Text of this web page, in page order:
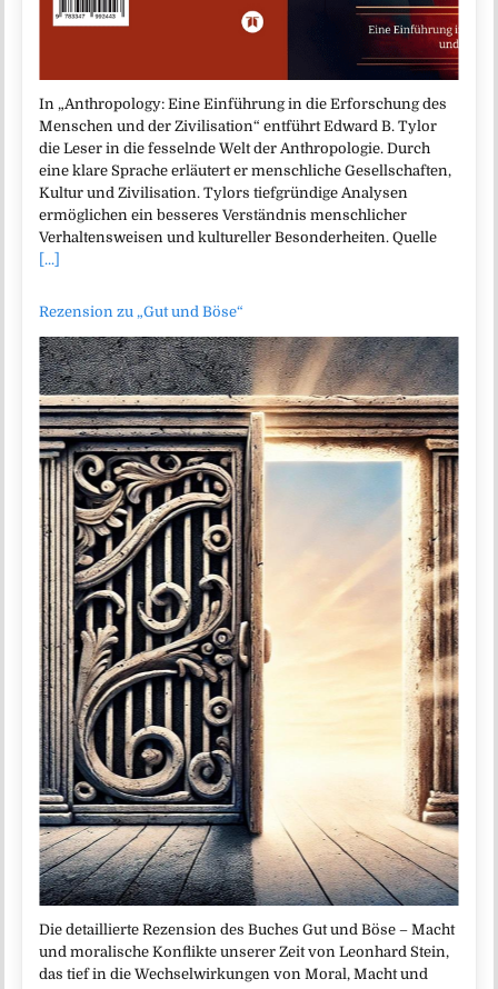
In „Anthropology: Eine Einführung in die Erforschung des
Menschen und der Zivilisation“ entführt Edward B. Tylor
die Leser in die fesselnde Welt der Anthropologie. Durch
eine klare Sprache erläutert er menschliche Gesellschaften,
Kultur und Zivilisation. Tylors tiefgründige Analysen
ermöglichen ein besseres Verständnis menschlicher
Verhaltensweisen und kultureller Besonderheiten. Quelle
[...]
Rezension zu „Gut und Böse“
Die detaillierte Rezension des Buches Gut und Böse – Macht
und moralische Konflikte unserer Zeit von Leonhard Stein,
das tief in die Wechselwirkungen von Moral, Macht und